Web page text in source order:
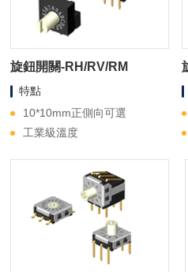
旋鈕開關-RH/RV/RM
特點
10*10mm正側向可選
工業級溫度